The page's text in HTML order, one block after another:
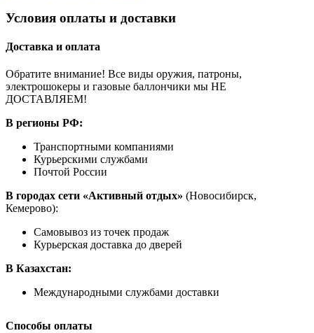
Условия оплаты и доставки
Доставка и оплата
Обратите внимание! Все виды оружия, патроны,
электрошокеры и газовые баллончики мы НЕ
ДОСТАВЛЯЕМ!
В регионы РФ:
Транспортными компаниями
Курьерскими службами
Почтой России
В городах сети «Активный отдых» (Новосибирск,
Кемерово):
Самовывоз из точек продаж
Курьерская доставка до дверей
В Казахстан:
Международными службами доставки
Способы оплаты